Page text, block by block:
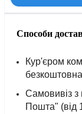
Способи
Кур'єром
Самовивіз з
Пошта" (від